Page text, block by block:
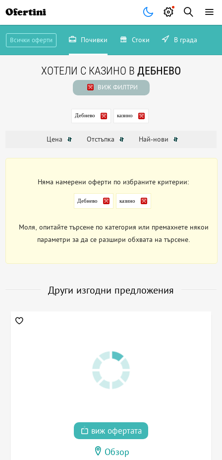
Ofertini
Всички оферти Почивки Стоки В града
ХОТЕЛИ С КАЗИНО В ДЕБНЕВО
ВИЖ ФИЛТРИ
Дебнево казино
Цена Отстъпка Най-нови
Няма намерени оферти по избраните критерии:
Дебнево казино
Моля, опитайте търсене по категория или премахнете някои
параметри за да се разшири обхвата на търсене.
Други изгодни предложения
виж офертата
Обзор